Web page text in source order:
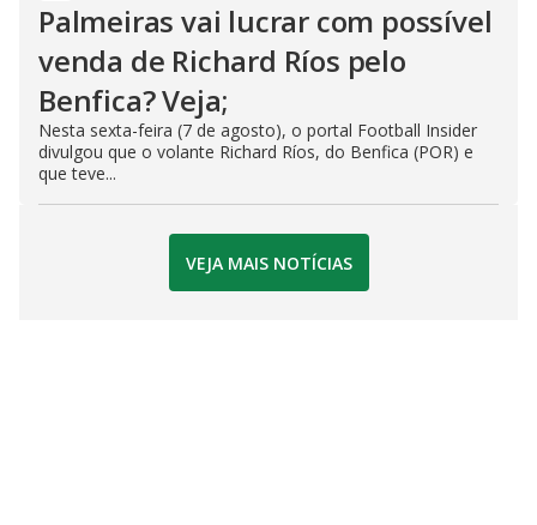
Palmeiras vai lucrar com possível
venda de Richard Ríos pelo
Benfica? Veja;
Nesta sexta-feira (7 de agosto), o portal Football Insider
divulgou que o volante Richard Ríos, do Benfica (POR) e
que teve...
VEJA MAIS NOTÍCIAS